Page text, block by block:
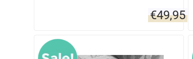
€49,95